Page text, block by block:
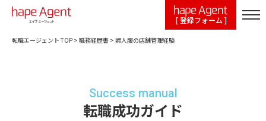
[ 登録フォーム ]
転職エージェント TOP > 職務経歴書 > 婦人服の店舗管理経験
Success manual
転職成功ガイド